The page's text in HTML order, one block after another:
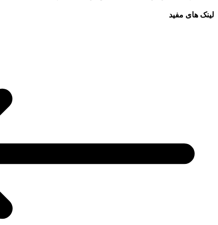
لینک های مفید